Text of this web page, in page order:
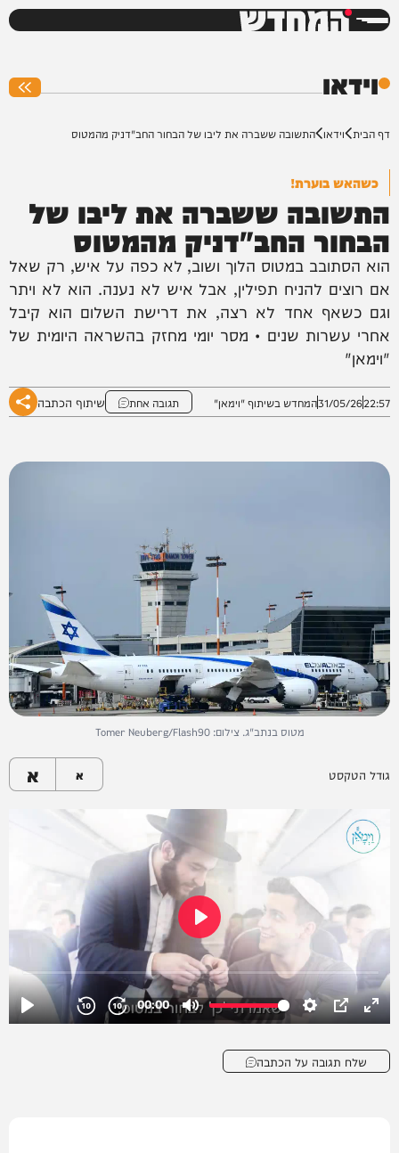
המחדש
וידאו
דף הבית וידאו התשובה ששברה את ליבו של הבחור החב"דניק מהמטוס
כשהאש בוערת!
התשובה ששברה את ליבו של
הבחור החב"דניק מהמטוס
הוא הסתובב במטוס הלוך ושוב, לא כפה על איש, רק שאל
אם רוצים להניח תפילין, אבל איש לא נענה. הוא לא ויתר
וגם כשאף אחד לא רצה, את דרישת השלום הוא קיבל
אחרי עשרות שנים • מסר יומי מחזק בהשראה היומית של
"וימאן"
22:57
31/05/26המחדש בשיתוף "וימאן" תגובה אחת שיתוף הכתבה
מטוס בנתב"ג. צילום: Tomer Neuberg/Flash90
גודל הטקסט א א
שלח תגובה על הכתבה